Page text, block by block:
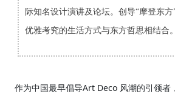
际知名设计演讲及论坛。创导“摩登东
优雅考究的生活方式与东方哲思相结合。
作为中国最早倡导Art Deco 风潮的引领者